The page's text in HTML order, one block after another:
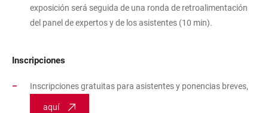
exposición será seguida de una ronda de retroalimentación
del panel de expertos y de los asistentes (10 min).
Inscripciones
Inscripciones gratuitas para asistentes y ponencias breves,
aquí